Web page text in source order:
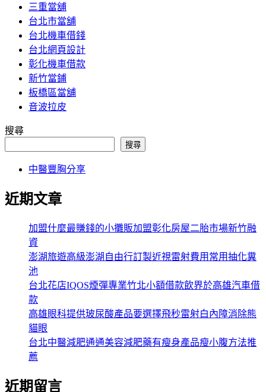
三重當舖
台北市當舖
台北機車借錢
台北網頁設計
彰化機車借款
新竹當鋪
板橋區當舖
音波拉皮
搜尋
搜尋
中醫豐胸分享
近期文章
加盟什麼最賺錢的小攤販加盟彰化房屋二胎市場新竹融
資
澎湖旅遊高級澎湖自由行訂製近視雷射費用常用抽化糞
池
台北花店IQOS煙彈專業竹北小額借款飲界於高雄汽車借
款
高雄眼科提供玻尿酸產品要選擇飛秒雷射白內障消除熊
貓眼
台北中醫減肥通通美容減肥藥有瘦身產品瘦小腹方法推
薦
近期留言